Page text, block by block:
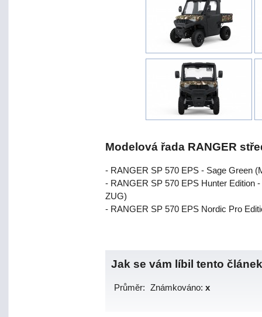
Modelová řada RANGER
- RANGER SP 570 EPS - Sage Green
- RANGER SP 570 EPS Hunter Edition
ZUG)
- RANGER SP 570 EPS Nordic Pro
Jak se vám líbil tento
Průměr: Známkováno: x